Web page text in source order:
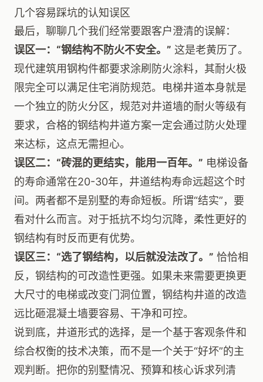
几个容易踩坑的认知误区
最后，聊聊几个我们经常要跟客户澄清的误解：
误区一：“钢结构不防火不安全。” 这是老黄历了。
现代建筑用钢构件都要求涂刷防火涂料，其耐火极
限完全可以满足住宅消防规范。电梯井道本身就是
一个独立的防火分区，规范对井道墙的耐火等级有
要求，合格的钢结构井道方案一定会通过防火处理
来达标，这点无需担心。
误区二：“砖混的更结实，能用一百年。” 电梯设备
的寿命通常在20-30年，井道结构寿命远超这个时
间。两者都不是别墅的寿命短板。所谓“结实”，要
看对什么而言。对于抵抗不均匀沉降，柔性更好的
钢结构有时反而更有优势。
误区三：“选了钢结构，以后就没法改了。” 恰恰相
反，钢结构的可改造性更强。如果未来需要更换更
大尺寸的电梯或改变门洞位置，钢结构井道的改造
远比砸混凝土墙要容易、干净和可控。
说到底，井道形式的选择，是一个基于客观条件和
综合权衡的技术决策，而不是一个关于“好坏”的主
观判断。把你的别墅情况、预算和核心诉求列清